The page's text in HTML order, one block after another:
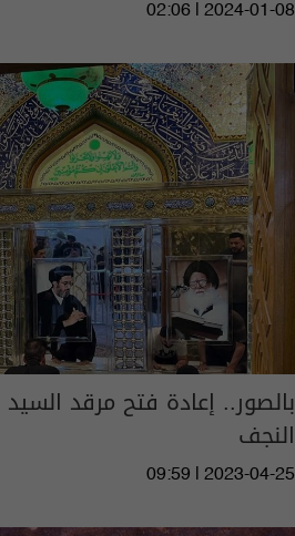
02:06 | 2024-01-08
بالصور.. إعادة فتح مرقد
النجف
09:59 | 2023-04-25